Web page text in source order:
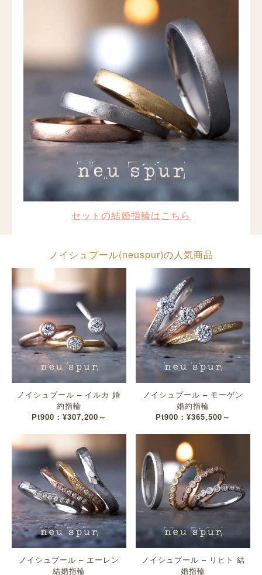
セットの結婚指輪はこちら
ノイシュプール(neuspur)の人気商品
ノイシュプール – イルカ 婚
約指輪
Pt900：¥307,200～
ノイシュプール – モーゲン
婚約指輪
Pt900：¥365,500～
ノイシュプール – エーレン
結婚指輪
ノイシュプール – リヒト 結
婚指輪